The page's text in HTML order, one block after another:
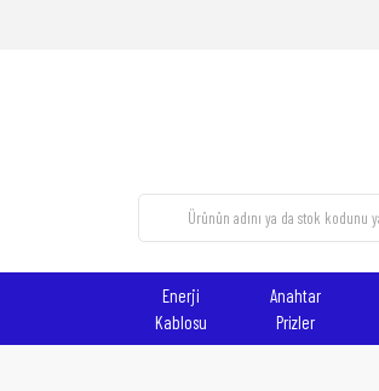
Enerji
Kablosu
Anahtar
Prizler